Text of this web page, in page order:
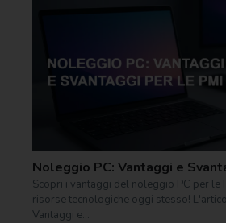
Noleggio PC: Vantaggi e
Scopri i vantaggi del noleggio PC per le
risorse tecnologiche oggi stesso!
Vantaggi e...